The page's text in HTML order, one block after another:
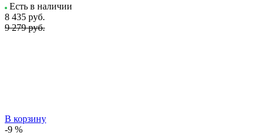
Есть в наличии
8 435 руб.
9 279 руб.
В корзину
-9 %